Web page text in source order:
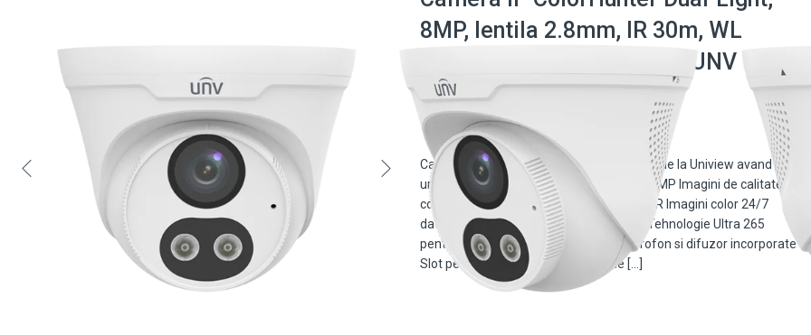
8MP, lentila 2.8mm, IR 30m, WL
30m, Audio bidirectional - UNV
IPC3618LE-ADF28KC-DL
Camera IP de tip Turret din seria EasyStar de la Uniview avand
urmatoarele caracteristici: Rezolutie de 8 MP Imagini de calitate in
conditii de luminozitate scazuta datorita IR Imagini color 24/7
datorita WL si a tehnologiei ColorHunter Tehnologie Ultra 265
pentru o compresie video eficienta Microfon si difuzor incorporate
Slot pentru carduri Micro SD, functie […]